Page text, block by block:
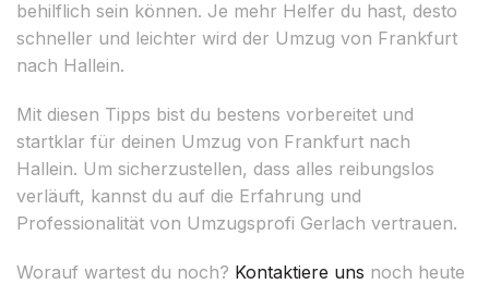
behilflich sein können. Je mehr Helfer du hast, desto
schneller und leichter wird der Umzug von Frankfurt
nach Hallein.
Mit diesen Tipps bist du bestens vorbereitet und
startklar für deinen Umzug von Frankfurt nach
Hallein. Um sicherzustellen, dass alles reibungslos
verläuft, kannst du auf die Erfahrung und
Professionalität von Umzugsprofi Gerlach vertrauen.
Worauf wartest du noch? Kontaktiere uns noch heute